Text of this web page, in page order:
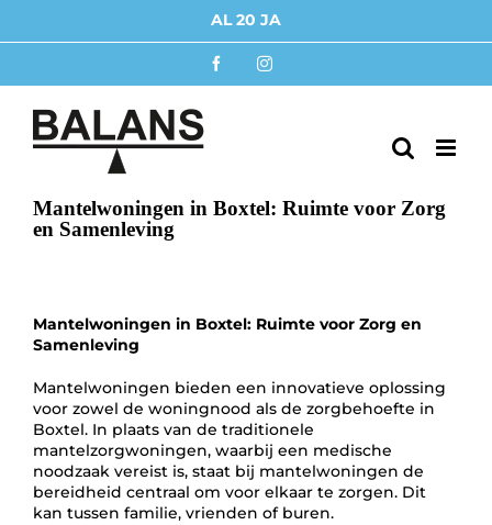
AL
FacebookInstagram
Mantelwoningen in Boxtel: Ruimte voor Zorg
en Samenleving
Mantelwoningen in Boxtel: Ruimte voor Zorg en
Samenleving
Mantelwoningen bieden een innovatieve oplossing
voor zowel de woningnood als de zorgbehoefte in
Boxtel. In plaats van de traditionele
mantelzorgwoningen, waarbij een medische
noodzaak vereist is, staat bij mantelwoningen de
bereidheid centraal om voor elkaar te zorgen. Dit
kan tussen familie, vrienden of buren.